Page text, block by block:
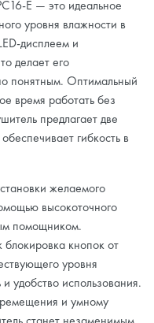
E — это идеальное
уровня влажности в
дисплеем и
делает его
понятным. Оптимальный
время работать без
предлагает две
гибкость в
желаемого
высокоточного
помощником.
кнопок от
уровня
удобство использования.
и умному